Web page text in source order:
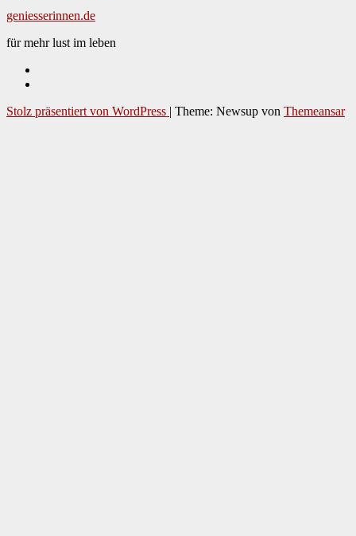
geniesserinnen.de
für mehr lust im leben
Stolz präsentiert von WordPress | Theme: Newsup von Themeansar